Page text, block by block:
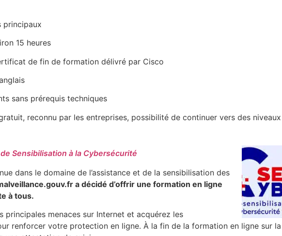
principaux
15 heures
de fin de formation délivré par Cisco
sans prérequis techniques
reconnu par les entreprises, possibilité de continuer vers des
Sensibilisation à la Cybersécurité
dans le domaine de l’assistance et de la sensibilisation des
a décidé d’offrir une formation en ligne
à tous.
principales menaces sur Internet et acquérez les
renforcer votre protection en ligne. À la fin de la formation en ligne sur la